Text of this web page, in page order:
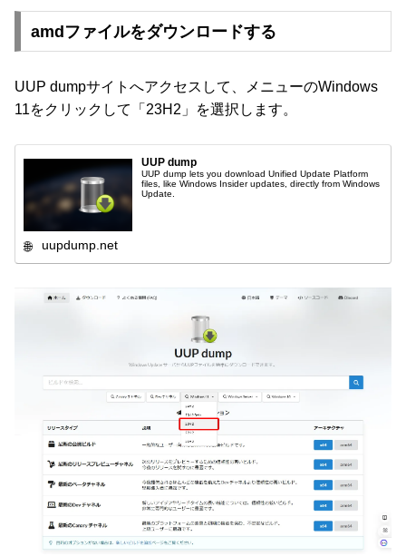
amdファイルをダウンロードする
UUP dumpサイトへアクセスして、メニューのWindows
11をクリックして「23H2」を選択します。
UUP dump
UUP dump lets you download Unified Update Platform
files, like Windows Insider updates, directly from Windows
Update.
uupdump.net